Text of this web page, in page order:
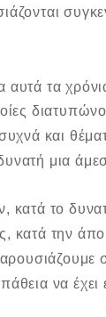
τα
και
μια
κατά το
κατά την
να έχει